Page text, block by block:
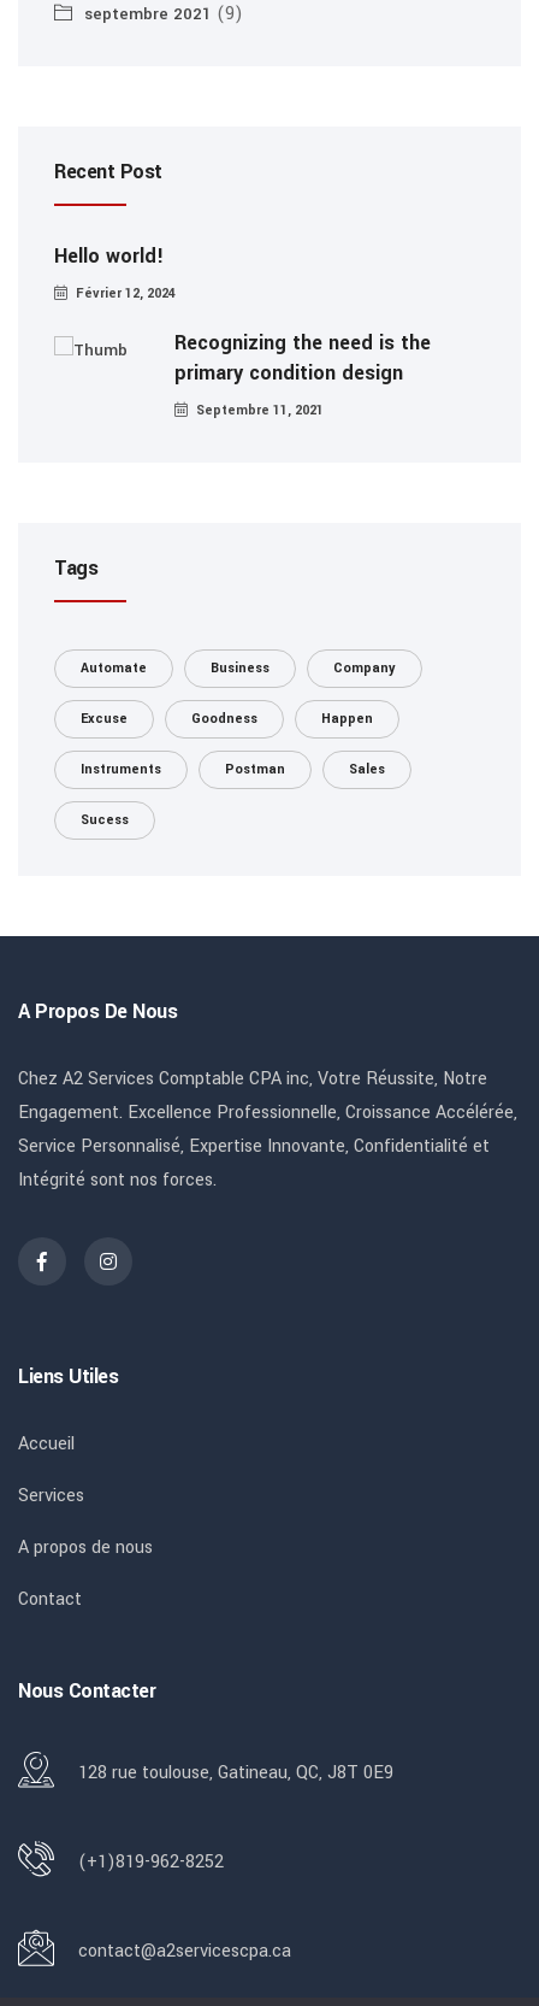
septembre 2021 (9)
Recent Post
Hello world!
Février 12, 2024
Recognizing the need is the
primary condition design
Septembre 11, 2021
Tags
Automate Business Company
Excuse Goodness Happen
Instruments Postman Sales
Sucess
A Propos De Nous
Chez A2 Services Comptable CPA inc, Votre Réussite, Notre
Engagement. Excellence Professionnelle, Croissance Accélérée,
Service Personnalisé, Expertise Innovante, Confidentialité et
Intégrité sont nos forces.
Liens Utiles
Accueil
Services
A propos de nous
Contact
Nous Contacter
128 rue toulouse, Gatineau, QC, J8T 0E9
(+1)819-962-8252
contact@a2servicescpa.ca